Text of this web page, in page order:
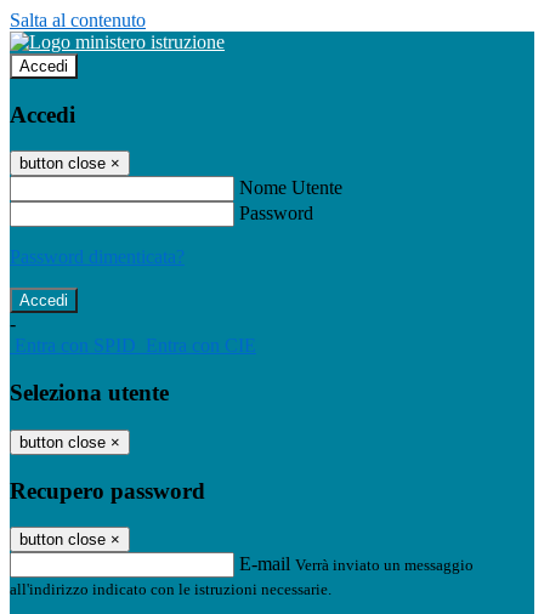
Salta al contenuto
Accedi
Accedi
button close ×
Nome Utente
Password
Password dimenticata?
-
Entra con SPID Entra con CIE
Seleziona utente
button close ×
Recupero password
button close ×
E-mail Verrà inviato un messaggio
all'indirizzo indicato con le istruzioni necessarie.